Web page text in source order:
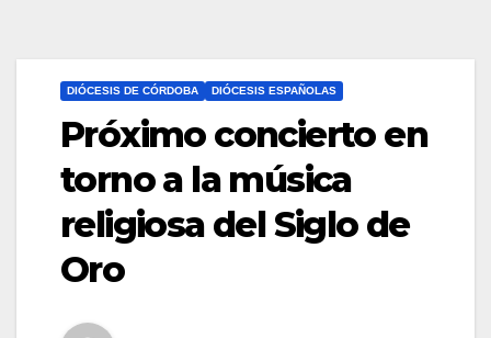
DIÓCESIS DE CÓRDOBA DIÓCESIS ESPAÑOLAS
Próximo concierto en
torno a la música
religiosa del Siglo de
Oro